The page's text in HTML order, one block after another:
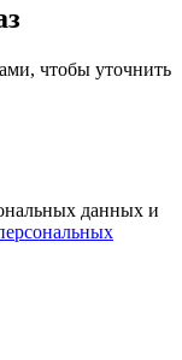
чтобы уточнить
данных и